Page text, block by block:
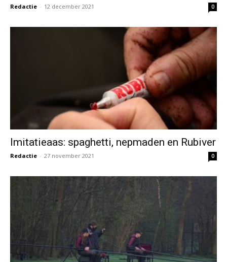
Redactie - 12 december 2021 0
Imitatieaas: spaghetti, nepmaden en Rubiver
Redactie - 27 november 2021 0